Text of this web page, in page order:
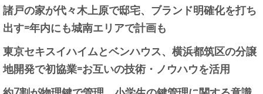
諸戸の家が代々木上原で邸宅、ブランド明確化を打ち
出す=年内にも城南エリアで計画も
東京セキスイハイムとベンハウス、横浜都筑区の分譲
地開発で初協業=お互いの技術・ノウハウを活用